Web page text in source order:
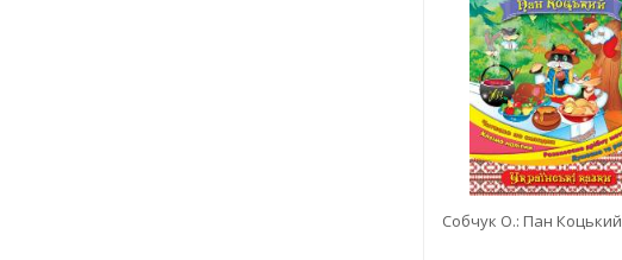
Собчук О.: Пан Коцький